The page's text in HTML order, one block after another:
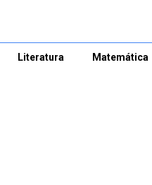
Literatura Matemática